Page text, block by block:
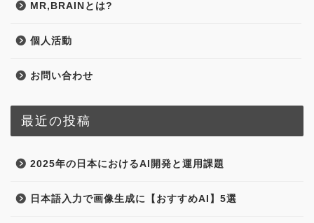
MR,BRAINとは?
個人活動
お問い合わせ
最近の投稿
2025年の日本におけるAI開発と運用課題
日本語入力で画像生成に【おすすめAI】5選